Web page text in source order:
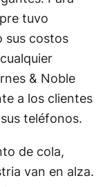
tuvo
sus costos
& Noble
a los clientes
teléfonos.
de cola,
van en alza.